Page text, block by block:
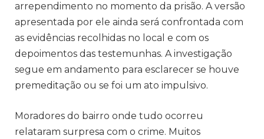
arrependimento no momento da prisão. A versão
apresentada por ele ainda será confrontada com
as evidências recolhidas no local e com os
depoimentos das testemunhas. A investigação
segue em andamento para esclarecer se houve
premeditação ou se foi um ato impulsivo.
Moradores do bairro onde tudo ocorreu
relataram surpresa com o crime. Muitos